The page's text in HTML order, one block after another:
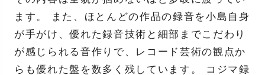
ます。 また、ほとんどの作品の録音を小島自身
が手がけ、優れた録音技術と細部までこだわり
が感じられる音作りで、レコード芸術の観点か
らも優れた盤を数多く残しています。 コジマ録